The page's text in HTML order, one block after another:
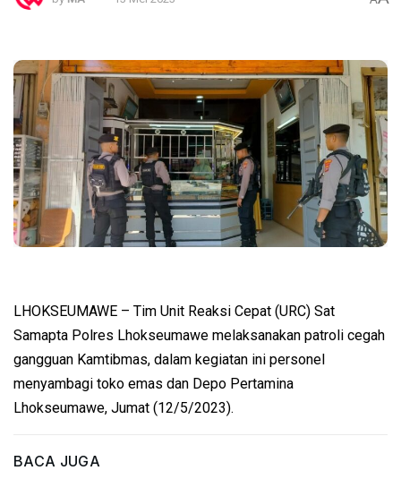
LHOKSEUMAWE – Tim Unit Reaksi Cepat (URC) Sat
Samapta Polres Lhokseumawe melaksanakan patroli cegah
gangguan Kamtibmas, dalam kegiatan ini personel
menyambagi toko emas dan Depo Pertamina
Lhokseumawe, Jumat (12/5/2023).
BACA JUGA